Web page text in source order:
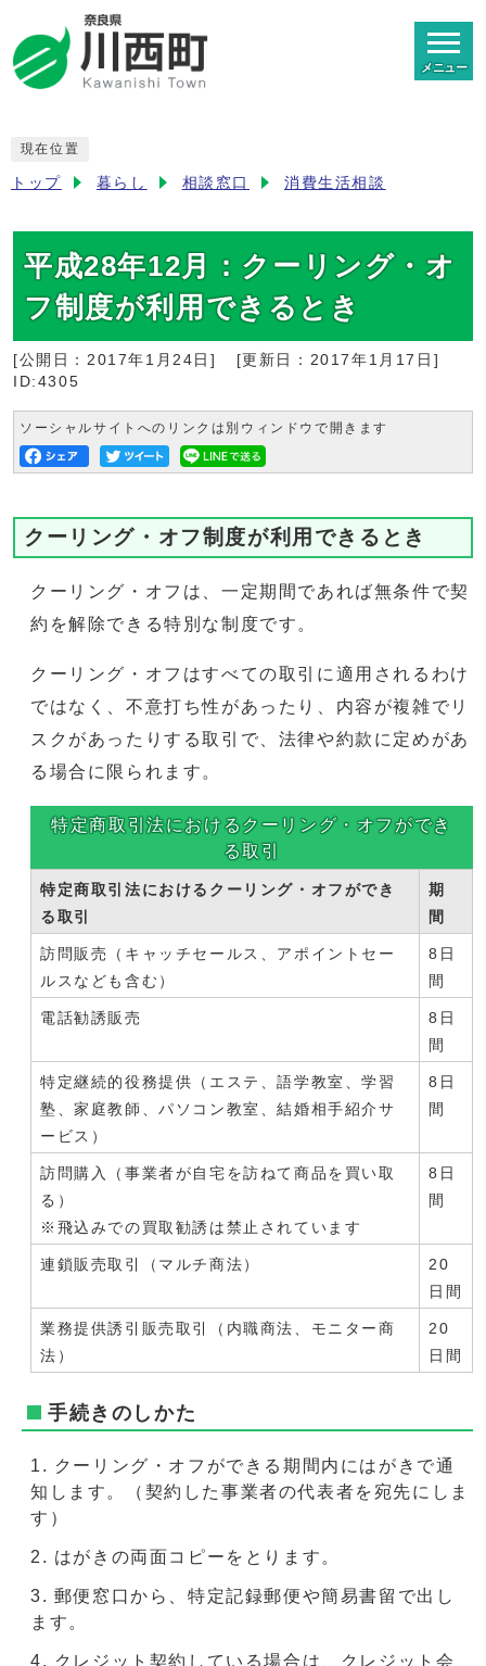
メニュー
現在位置
トップ 暮らし 相談窓口 消費生活相談
平成28年12月：クーリング・オ
フ制度が利用できるとき
[公開日： 2017年1月24日 ] [更新日： 2017年1月17日 ]
ID:4305
ソーシャルサイトへのリンクは別ウィンドウで開きます
クーリング・オフ制度が利用できるとき
クーリング・オフは、一定期間であれば無条件で契
約を解除できる特別な制度です。
クーリング・オフはすべての取引に適用されるわけ
ではなく、不意打ち性があったり、内容が複雑でリ
スクがあったりする取引で、法律や約款に定めがあ
る場合に限られます。
特定商取引法におけるクーリング・オフができ
る取引
特定商取引法におけるクーリング・オフができ
る取引
期
間
訪問販売（キャッチセールス、アポイントセー
ルスなども含む）
8日
間
電話勧誘販売
8日
間
特定継続的役務提供（エステ、語学教室、学習
塾、家庭教師、パソコン教室、結婚相手紹介サ
ービス）
8日
間
訪問購入（事業者が自宅を訪ねて商品を買い取
る）
※飛込みでの買取勧誘は禁止されています
8日
間
連鎖販売取引（マルチ商法）
20
日間
業務提供誘引販売取引（内職商法、モニター商
法）
20
日間
手続きのしかた
クーリング・オフができる期間内にはがきで通
知します。（契約した事業者の代表者を宛先にしま
す）
はがきの両面コピーをとります。
郵便窓口から、特定記録郵便や簡易書留で出し
ます。
クレジット契約している場合は、クレジット会